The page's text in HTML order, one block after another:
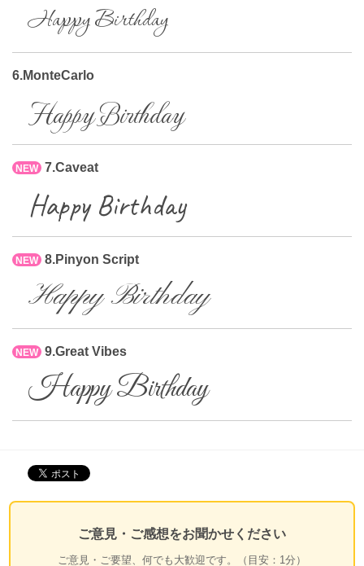
Happy Birthday
6.MonteCarlo
Happy Birthday
NEW 7.Caveat
Happy Birthday
NEW 8.Pinyon Script
Happy Birthday
NEW 9.Great Vibes
Happy Birthday
ご意見・ご感想をお聞かせください
ご意見・ご要望、何でも大歓迎です。（目安：1分）